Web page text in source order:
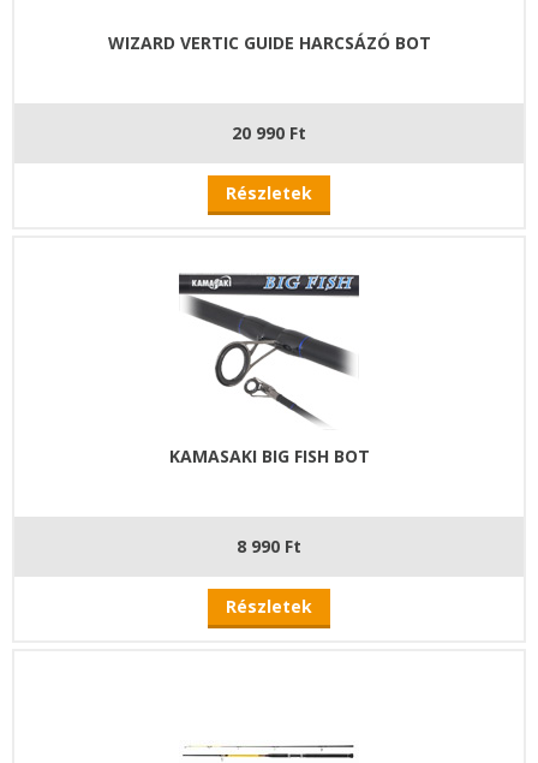
WIZARD VERTIC GUIDE HARCSÁZÓ BOT
20 990 Ft
Részletek
KAMASAKI BIG FISH BOT
8 990 Ft
Részletek